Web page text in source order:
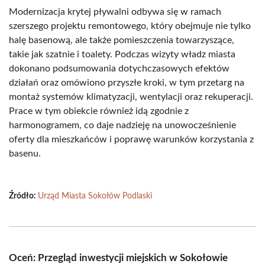
Modernizacja krytej pływalni odbywa się w ramach
szerszego projektu remontowego, który obejmuje nie tylko
halę basenową, ale także pomieszczenia towarzyszące,
takie jak szatnie i toalety. Podczas wizyty władz miasta
dokonano podsumowania dotychczasowych efektów
działań oraz omówiono przyszłe kroki, w tym przetarg na
montaż systemów klimatyzacji, wentylacji oraz rekuperacji.
Prace w tym obiekcie również idą zgodnie z
harmonogramem, co daje nadzieję na unowocześnienie
oferty dla mieszkańców i poprawę warunków korzystania z
basenu.
Źródło: Urząd Miasta Sokołów Podlaski
Oceń: Przegląd inwestycji miejskich w Sokołowie